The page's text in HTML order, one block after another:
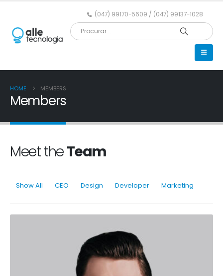
(047) 99170-5609 / (047) 99137-1028
HOME MEMBERS
Members
Meet theTeam
Show All CEO Design Developer Marketing